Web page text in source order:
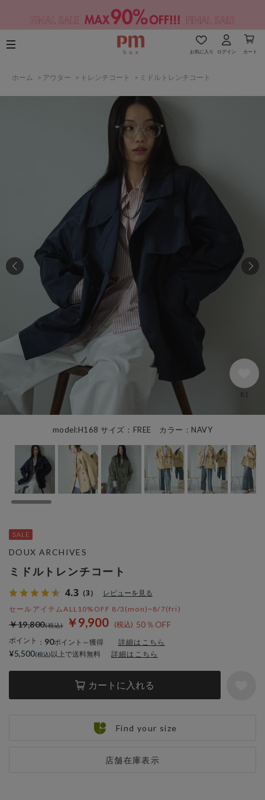
お気に入り ログイン カート
ホーム > アウター > トレンチコート > ミドルトレンチコート
model:H168 サイズ：FREE カラー：NAVY
81
ミドルトレンチコート
4.3 （3） レビューを見る
セールアイテムALL10%OFF 8/3(mon)~8/7(fri)
￥9,900 50％OFF
￥19,800
ポイント ： 90ポイント～獲得 詳細はこちら
カートに入れる
店舗在庫表示
DOUX ARCHIVES
¥5,500 以上で送料無料 詳細はこちら
Find your size